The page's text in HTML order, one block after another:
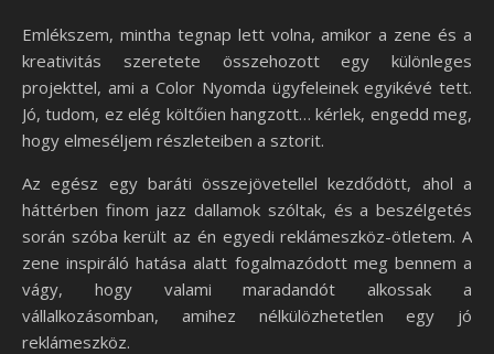
Emlékszem, mintha tegnap lett volna, amikor a zene és a
kreativitás szeretete összehozott egy különleges
projekttel, ami a Color Nyomda ügyfeleinek egyikévé tett.
Jó, tudom, ez elég költőien hangzott… kérlek, engedd meg,
hogy elmeséljem részleteiben a sztorit.
Az egész egy baráti összejövetellel kezdődött, ahol a
háttérben finom jazz dallamok szóltak, és a beszélgetés
során szóba került az én egyedi reklámeszköz-ötletem. A
zene inspiráló hatása alatt fogalmazódott meg bennem a
vágy, hogy valami maradandót alkossak a
vállalkozásomban, amihez nélkülözhetetlen egy jó
reklámeszköz.